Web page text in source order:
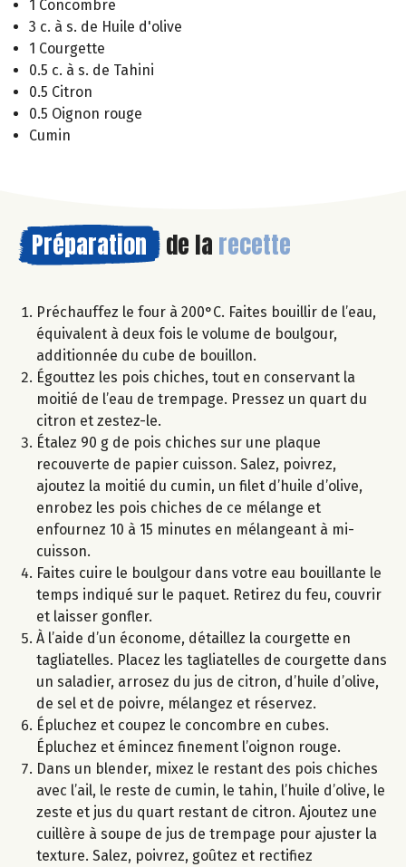
1 Concombre
3 c. à s. de Huile d'olive
1 Courgette
0.5 c. à s. de Tahini
0.5 Citron
0.5 Oignon rouge
Cumin
Préparation de la recette
Préchauffez le four à 200°C. Faites bouillir de l’eau,
équivalent à deux fois le volume de boulgour,
additionnée du cube de bouillon.
Égouttez les pois chiches, tout en conservant la
moitié de l’eau de trempage. Pressez un quart du
citron et zestez-le.
Étalez 90 g de pois chiches sur une plaque
recouverte de papier cuisson. Salez, poivrez,
ajoutez la moitié du cumin, un filet d’huile d’olive,
enrobez les pois chiches de ce mélange et
enfournez 10 à 15 minutes en mélangeant à mi-
cuisson.
Faites cuire le boulgour dans votre eau bouillante le
temps indiqué sur le paquet. Retirez du feu, couvrir
et laisser gonfler.
À l’aide d’un économe, détaillez la courgette en
tagliatelles. Placez les tagliatelles de courgette dans
un saladier, arrosez du jus de citron, d’huile d’olive,
de sel et de poivre, mélangez et réservez.
Épluchez et coupez le concombre en cubes.
Épluchez et émincez finement l’oignon rouge.
Dans un blender, mixez le restant des pois chiches
avec l’ail, le reste de cumin, le tahin, l’huile d’olive, le
zeste et jus du quart restant de citron. Ajoutez une
cuillère à soupe de jus de trempage pour ajuster la
texture. Salez, poivrez, goûtez et rectifiez